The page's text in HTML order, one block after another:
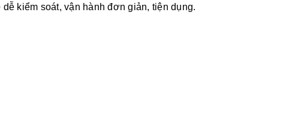
kiểm soát, vận hành đơn giản, tiện dụng.